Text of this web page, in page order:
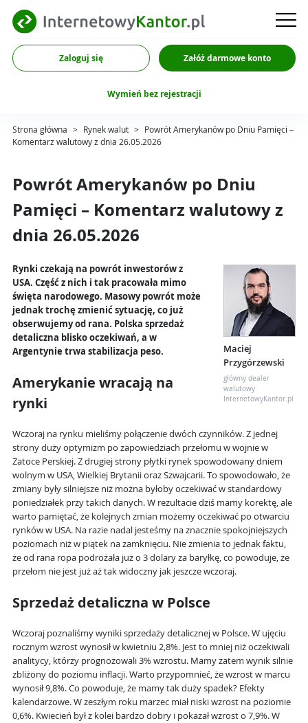
Zaloguj się Załóż darmowe konto
Wymień bez rejestracji
Strona główna > Rynek walut > Powrót Amerykanów po Dniu Pamięci –
Komentarz walutowy z dnia 26.05.2026
Powrót Amerykanów po Dniu
Pamięci – Komentarz walutowy z
dnia 26.05.2026
Maciej
Przygórzewski
główny dealer
walutowy
InternetowyKantor.pl
Rynki czekają na powrót inwestorów z
USA. Część z nich i tak pracowała mimo
święta narodowego. Masowy powrót może
jednak trochę zmienić sytuację, co już
obserwujemy od rana. Polska sprzedaż
detaliczna blisko oczekiwań, a w
Argentynie trwa stabilizacja peso.
Amerykanie wracają na
rynki
Wczoraj na rynku mieliśmy połączenie dwóch czynników. Z jednej
strony duży optymizm po zapowiedziach przełomu w wojnie w
Zatoce Perskiej. Z drugiej strony płytki rynek spowodowany dniem
wolnym w USA, Wielkiej Brytanii oraz Szwajcarii. To spowodowało, że
zmiany były silniejsze niż można byłoby oczekiwać w standardowy
poniedziałek przy takich danych. W rezultacie dziś mamy korektę, ale
warto pamiętać, że kolejnych zmian możemy oczekiwać po otwarciu
rynków w USA. Na razie nadal jesteśmy na znacznie spokojniejszych
poziomach niż w piątek na zamknięciu. Nie zmienia to jednak faktu,
że od rana ropa podrożała już o 3 dolary za baryłkę, co powoduje, że
przełom nie jest już aż tak widoczny jak jeszcze wczoraj.
Sprzedaż detaliczna w Polsce
Wczoraj poznaliśmy wyniki sprzedaży detalicznej w Polsce. W ujęciu
rocznym wzrost wynosił w kwietniu 2,8%. Jest to mniej niż oczekiwali
analitycy, którzy prognozowali 3% wzrostu. Mamy zatem wynik silnie
zbliżony do poziomu inflacji. Warto przypomnieć, że wzrost w marcu
wynosił 9,8%. Co powoduje, że mamy tak duży spadek? Efekty
kalendarzowe. W zeszłym roku marzec miał niski wzrost na poziomie
0,6%. Kwiecień był z kolei bardzo dobry i pokazał wzrost o 7,9%. W